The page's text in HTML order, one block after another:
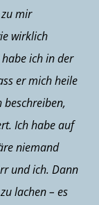
mir
wirklich
ich in der
er mich heile
Ich habe auf
niemand
und ich. Dann
lachen– es